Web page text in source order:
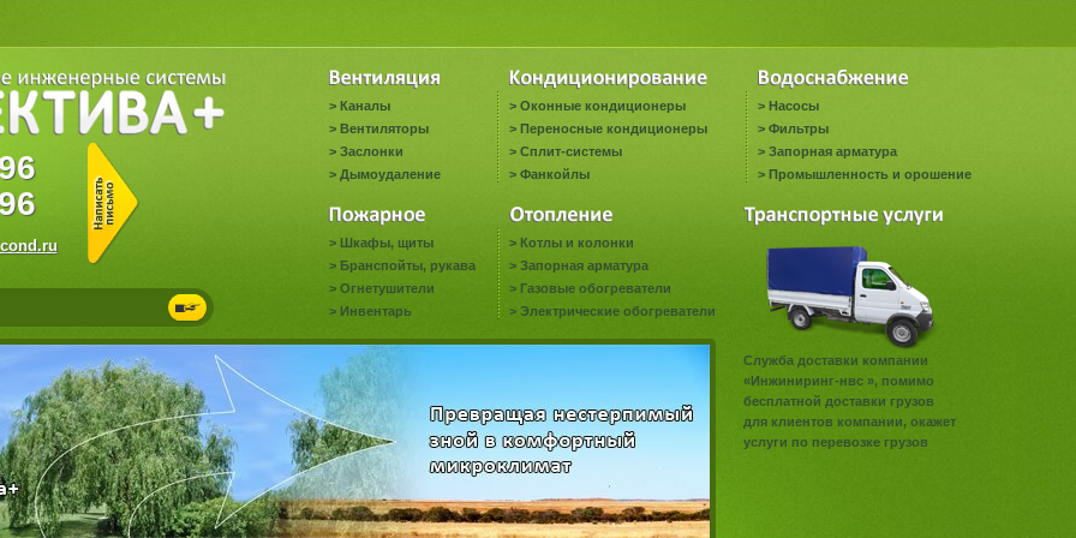
> Каналы
> Вентиляторы
> Заслонки
> Дымоудаление
> Оконные кондиционеры
> Переносные кондиционеры
> Сплит-системы
> Фанкойлы
> Насосы
> Фильтры
> Запорная арматура
> Промышленность и орошение
> Шкафы, щиты
> Бранспойты, рукава
> Огнетушители
> Инвентарь
> Котлы и колонки
> Запорная арматура
> Газовые обогреватели
> Электрические обогреватели
Служба доставки компании
«Инжиниринг-нвс », помимо
бесплатной доставки грузов
для клиентов компании, окажет
услуги по перевозке грузов